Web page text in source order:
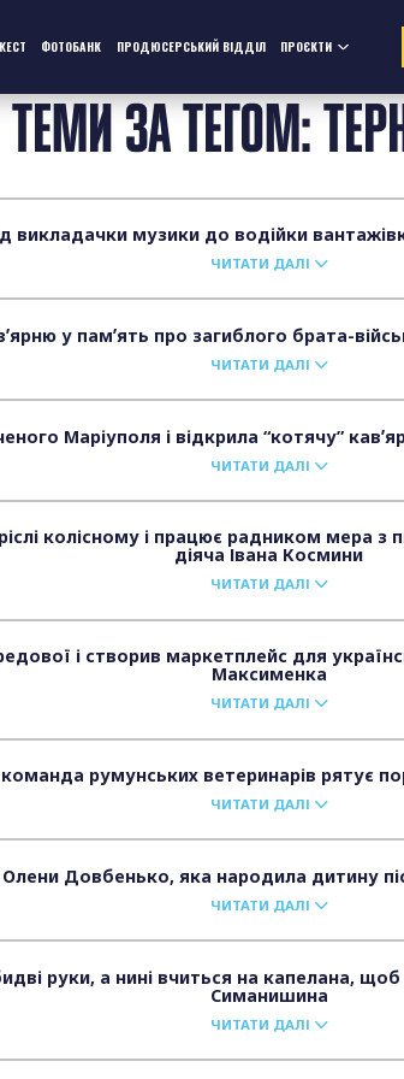
ФОТОБАНК ПРОДЮСЕРСЬКИЙ ВІДДІЛ ПРОЄКТИ
ТЕМИ ЗА ТЕГОМ:
викладачки музики до водійки
ЧИТАТИ ДАЛІ
у памʼять про загиблого брата-
ЧИТАТИ ДАЛІ
Маріуполя і відкрила “котячу”
ЧИТАТИ ДАЛІ
колісному і працює радником мера з
діяча Івана Космини
ЧИТАТИ ДАЛІ
і створив маркетплейс для
Максименка
ЧИТАТИ ДАЛІ
команда румунських ветеринарів рятує
ЧИТАТИ ДАЛІ
Олени Довбенько, яка народила дитину
ЧИТАТИ ДАЛІ
руки, а нині вчиться на капелана,
Симанишина
ЧИТАТИ ДАЛІ